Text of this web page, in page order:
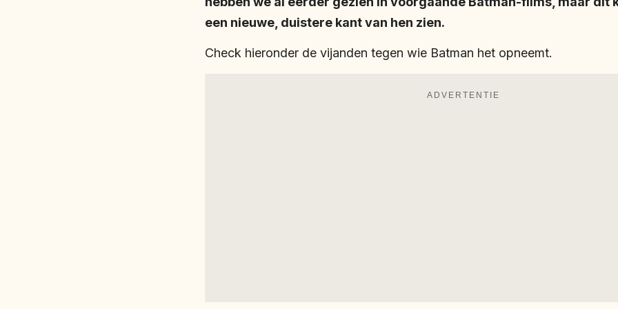
een nieuwe, duistere kant van hen zien.
Check hieronder de vijanden tegen wie Batman het opneemt.
ADVERTENTIE